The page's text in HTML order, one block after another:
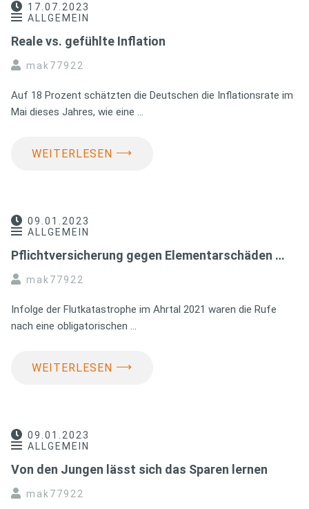
17.07.2023
ALLGEMEIN
Reale vs. gefühlte Inflation
mak77922
Auf 18 Prozent schätzten die Deutschen die Inflationsrate im
Mai dieses Jahres, wie eine …
WEITERLESEN ⟶
09.01.2023
ALLGEMEIN
Pflichtversicherung gegen Elementarschäden …
mak77922
Infolge der Flutkatastrophe im Ahrtal 2021 waren die Rufe
nach eine obligatorischen …
WEITERLESEN ⟶
09.01.2023
ALLGEMEIN
Von den Jungen lässt sich das Sparen lernen
mak77922